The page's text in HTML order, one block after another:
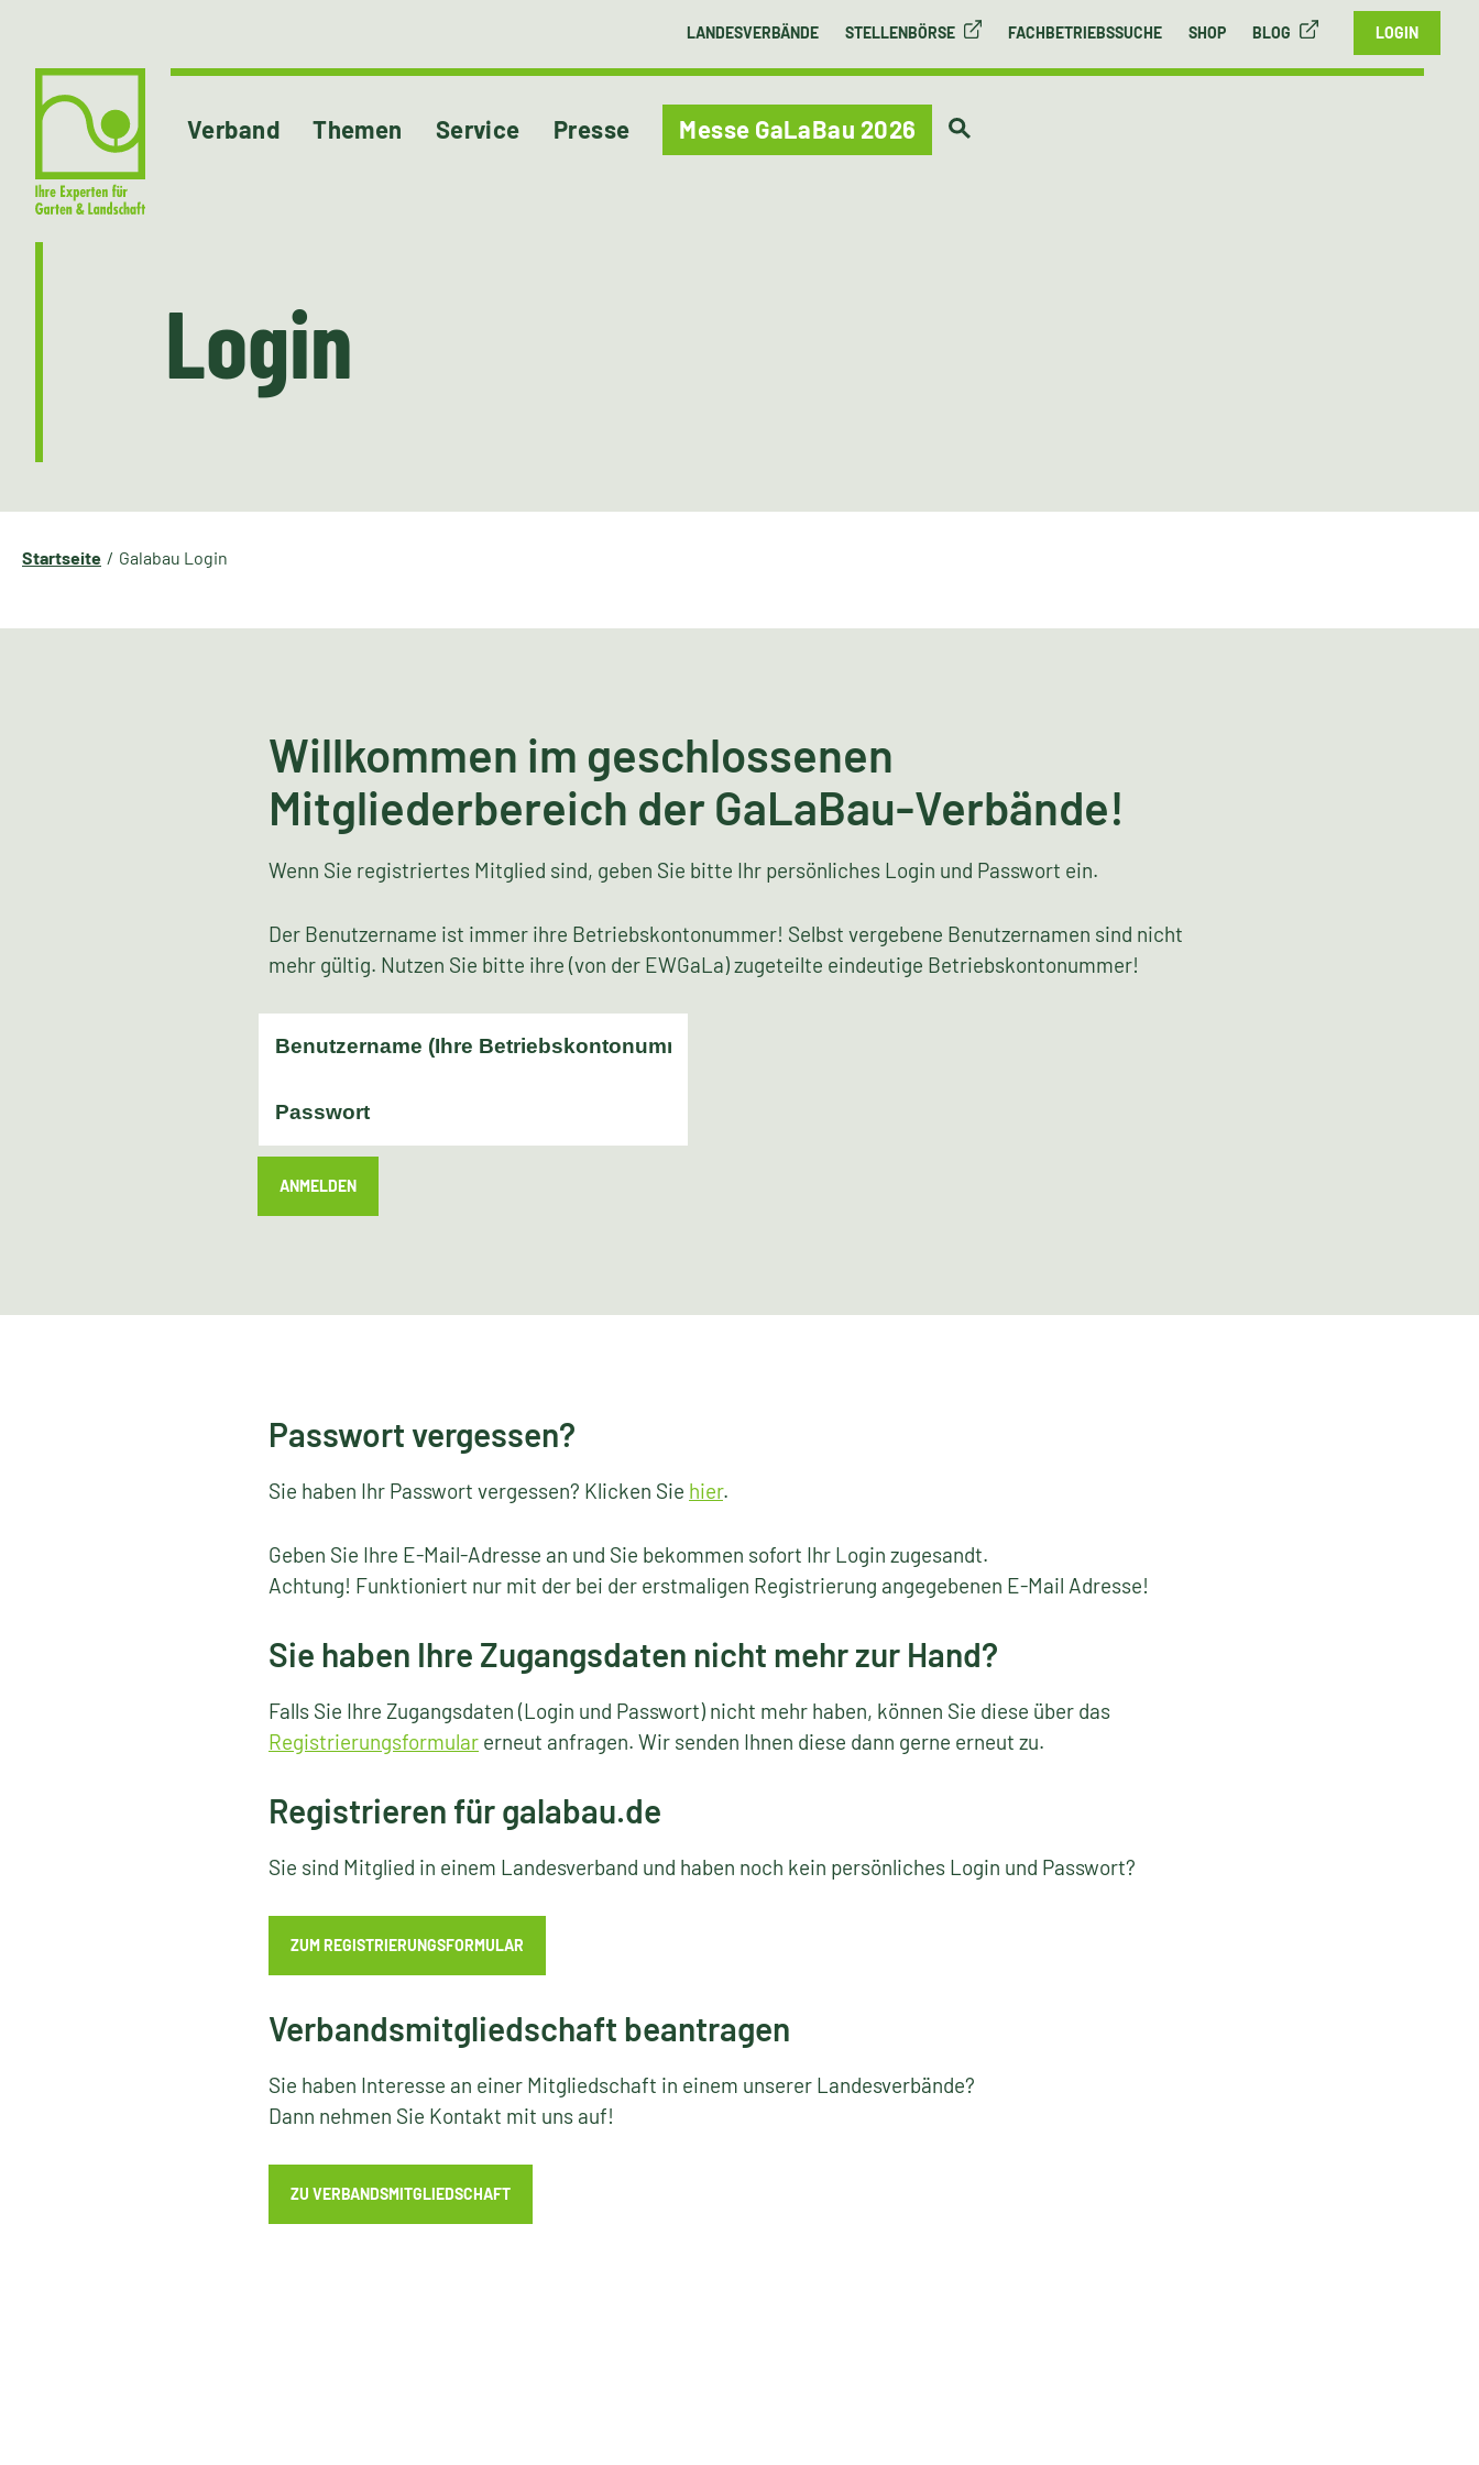
LANDESVERBÄNDE STELLENBÖRSE FACHBETRIEBSSUCHE SHOP BLOG LOGIN
Verband Themen Service Presse Messe GaLaBau 2026
Login
Startseite Galabau Login
Willkommen im geschlossenen
Mitgliederbereich der GaLaBau-Verbände!
Wenn Sie registriertes Mitglied sind, geben Sie bitte Ihr persönliches Login und Passwort ein.
Der Benutzername ist immer ihre Betriebskontonummer! Selbst vergebene Benutzernamen sind nicht
mehr gültig. Nutzen Sie bitte ihre (von der EWGaLa) zugeteilte eindeutige Betriebskontonummer!
ANMELDEN
Passwort vergessen?
Sie haben Ihr Passwort vergessen? Klicken Sie hier.
Geben Sie Ihre E-Mail-Adresse an und Sie bekommen sofort Ihr Login zugesandt.
Achtung! Funktioniert nur mit der bei der erstmaligen Registrierung angegebenen E-Mail Adresse!
Sie haben Ihre Zugangsdaten nicht mehr zur Hand?
Falls Sie Ihre Zugangsdaten (Login und Passwort) nicht mehr haben, können Sie diese über das
Registrierungsformular erneut anfragen. Wir senden Ihnen diese dann gerne erneut zu.
Registrieren für galabau.de
Sie sind Mitglied in einem Landesverband und haben noch kein persönliches Login und Passwort?
ZUM REGISTRIERUNGSFORMULAR
Verbandsmitgliedschaft beantragen
Sie haben Interesse an einer Mitgliedschaft in einem unserer Landesverbände?
Dann nehmen Sie Kontakt mit uns auf!
ZU VERBANDSMITGLIEDSCHAFT